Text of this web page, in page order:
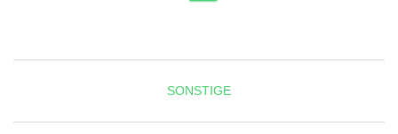
SONSTIGE